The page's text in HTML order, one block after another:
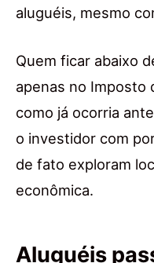
aluguéis, mesmo
Quem ficar abaixo
apenas no Imposto
como já ocorria
o investidor com
de fato exploram
econômica.
Aluguéis